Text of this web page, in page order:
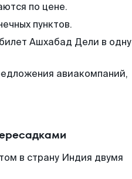
по цене.
пунктов.
Ашхабад Дели в одну
авиакомпаний,
в страну Индия двумя